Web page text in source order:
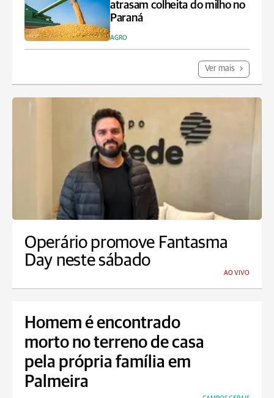
atrasam colheita do milho no
Paraná
AGRO
Ver mais
Operário promove Fantasma
Day neste sábado
AO VIVO
Homem é encontrado
morto no terreno de casa
pela própria família em
Palmeira